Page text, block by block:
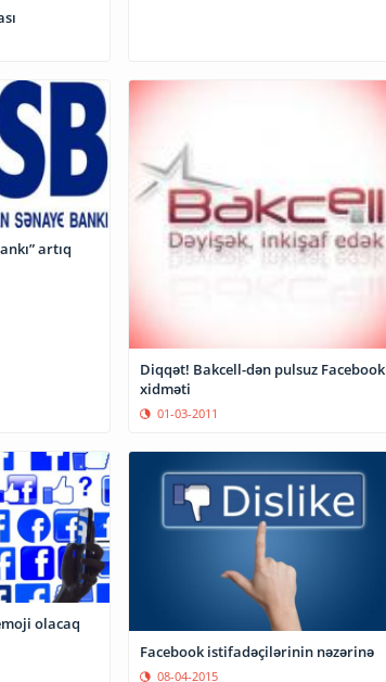
artıq
Diqqət! Bakcell-dən pulsuz Facebook
xidməti
01-03-2011
olacaq
Facebook istifadəçilərinin nəzərinə
08-04-2015